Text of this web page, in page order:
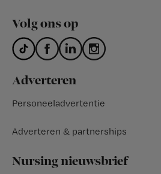
Volg ons op
Adverteren
Personeeladvertentie
Adverteren & partnerships
Nursing nieuwsbrief